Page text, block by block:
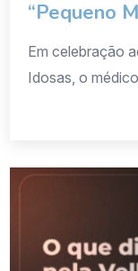
“Pequeno
Câmara de
Em celebração
Idosas, o
representantes
direitos da
comum: […]